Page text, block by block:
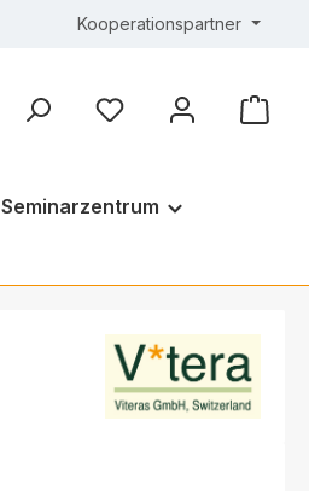
Kooperationspartner
Seminarzentrum